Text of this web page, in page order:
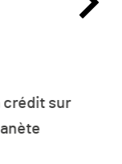
crédit sur